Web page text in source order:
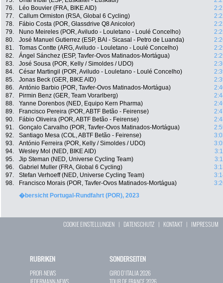
76.
Léo Bouvier (FRA, BIKE AID)
77.
Callum Ormiston (RSA, Global 6 Cycling)
78.
Fábio Costa (POR, Glassdrive Q8 Anicolor)
79.
Nuno Meireles (POR, Aviludo - Louletano - Loulé Concelho)
80.
José Manuel Gutierrez (ESP, BAI - Sicasal - Petro de Luanda)
81.
Tomas Contte (ARG, Aviludo - Louletano - Loulé Concelho)
82.
Ángel Sánchez (ESP, Tavfer-Ovos Matinados-Mortágua)
83.
José Sousa (POR, Kelly / Simoldes / UDO)
84.
César Martingil (POR, Aviludo - Louletano - Loulé Concelho)
85.
Jonas Beck (GER, BIKE AID)
86.
António Barbio (POR, Tavfer-Ovos Matinados-Mortágua)
87.
Pirmin Benz (GER, Team Vorarlberg)
88.
Yanne Dorenbos (NED, Equipo Kern Pharma)
89.
Francisco Pereira (POR, ABTF Betão - Feirense)
90.
Fábio Oliveira (POR, ABTF Betão - Feirense)
91.
Gonçalo Carvalho (POR, Tavfer-Ovos Matinados-Mortágua)
92.
Santiago Mesa (COL, ABTF Betão - Feirense)
93.
António Ferreira (POR, Kelly / Simoldes / UDO)
94.
Wesley Mol (NED, BIKE AID)
95.
Jip Steman (NED, Universe Cycling Team)
96.
Gabriel Muller (FRA, Global 6 Cycling)
97.
Stefan Verhoeff (NED, Universe Cycling Team)
98.
Francisco Morais (POR, Tavfer-Ovos Matinados-Mortágua)
�bersicht Portugal-Rundfahrt (POR), 2023
COOKIE EINSTELLUNGEN | DATENSCHUTZ | KONTAKT| IMPRESSUM
RUBRIKEN
PROFI-NEWS
SONDERSEITEN
GIRO D`ITALIA 2026